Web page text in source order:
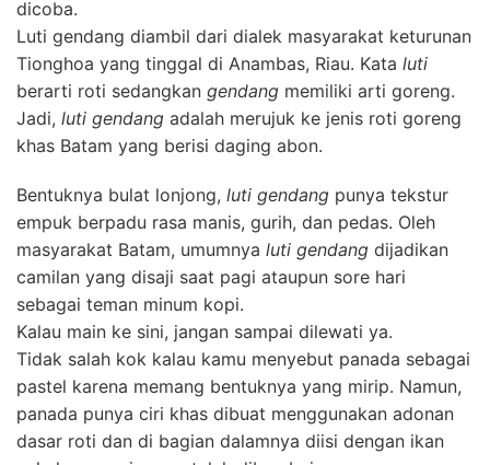
dicoba.
Luti gendang diambil dari dialek masyarakat keturunan
Tionghoa yang tinggal di Anambas, Riau. Kata luti
berarti roti sedangkan gendang memiliki arti goreng.
Jadi, luti gendang adalah merujuk ke jenis roti goreng
khas Batam yang berisi daging abon.
Bentuknya bulat lonjong, luti gendang punya tekstur
empuk berpadu rasa manis, gurih, dan pedas. Oleh
masyarakat Batam, umumnya luti gendang dijadikan
camilan yang disaji saat pagi ataupun sore hari
sebagai teman minum kopi.
Kalau main ke sini, jangan sampai dilewati ya.
Tidak salah kok kalau kamu menyebut panada sebagai
pastel karena memang bentuknya yang mirip. Namun,
panada punya ciri khas dibuat menggunakan adonan
dasar roti dan di bagian dalamnya diisi dengan ikan